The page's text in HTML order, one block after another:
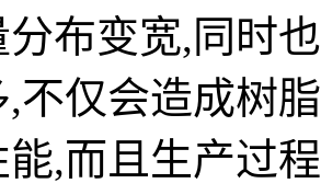
分布变宽,同时
,不仅会造成树
能,而且生产过